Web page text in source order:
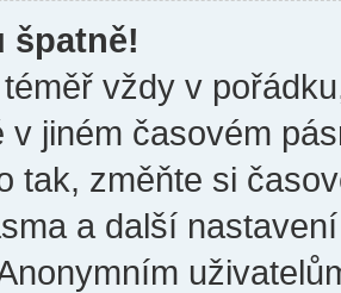
špatně!
vždy v
v jiném časovém
tak, změňte si
a další